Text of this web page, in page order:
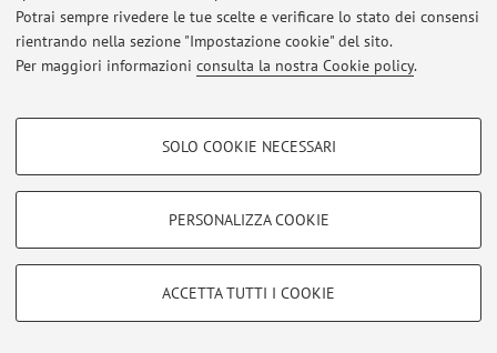
Potrai sempre rivedere le tue scelte e verificare lo stato dei consensi
rientrando nella sezione "Impostazione cookie" del sito.
Per maggiori informazioni consulta la nostra Cookie policy.
COOKIE DI PROFILAZIONE - FACOLTATIVI
COOKIE TECNICI - NECESSARI
Si tratta di cookie tecnici utilizzati, a titolo esemplificativo, per il corretto
SOLO COOKIE NECESSARI
PERSONALIZZA COOKIE
ACCETTA TUTTI I COOKIE
Area riservata
per gestire tutti i contenuti del sito.
© 2026 - ALMA MATER STUDIORUM - Università di Bologna - Via
Zamboni, 33 - 40126 Bologna - Partita IVA: 01131710376
Privacy|Note legali|Impostazioni Cookie